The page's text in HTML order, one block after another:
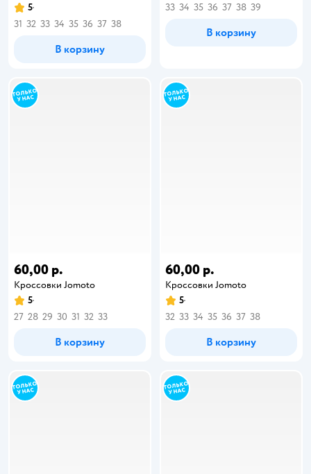
5
31 32 33 34 35 36 37 38
В корзину
33 34 35 36 37 38 39
В корзину
60,00 р.
Кроссовки Jomoto
5
27 28 29 30 31 32 33
В корзину
60,00 р.
Кроссовки Jomoto
5
32 33 34 35 36 37 38
В корзину